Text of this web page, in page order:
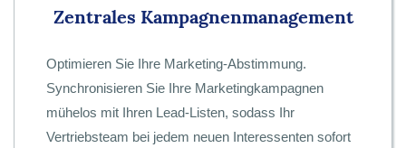
Zentrales Kampagnenmanagement
Optimieren Sie Ihre Marketing-Abstimmung.
Synchronisieren Sie Ihre Marketingkampagnen
mühelos mit Ihren Lead-Listen, sodass Ihr
Vertriebsteam bei jedem neuen Interessenten sofort